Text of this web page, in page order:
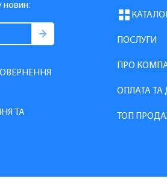
новин:
ТА
КАТАЛОГ
ПОСЛУГИ
ПРО
ОПЛАТА ТА
ТОП